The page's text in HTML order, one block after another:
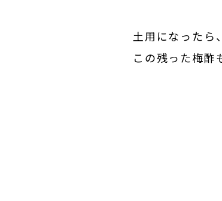
土用になったら
この残った梅酢